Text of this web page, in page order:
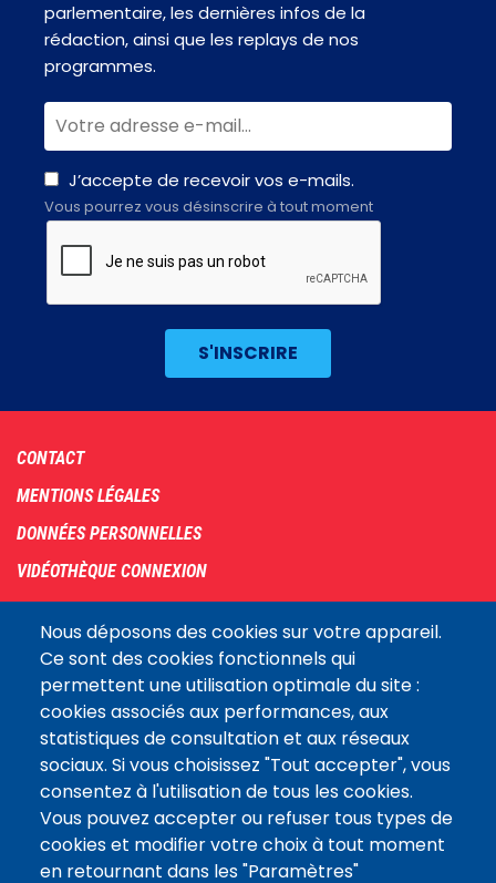
Nous déposons des cookies sur votre appareil.
Ce sont des cookies fonctionnels qui
permettent une utilisation optimale du site :
cookies associés aux performances, aux
statistiques de consultation et aux réseaux
sociaux. Si vous choisissez "Tout accepter", vous
consentez à l'utilisation de tous les cookies.
Vous pouvez accepter ou refuser tous types de
cookies et modifier votre choix à tout moment
en retournant dans les "Paramètres"
parlementaire, les dernières infos de la
rédaction, ainsi que les replays de nos
programmes.
J’accepte de recevoir vos e-mails.
Vous pourrez vous désinscrire à tout moment
Footer
menu
CONTACT
MENTIONS LÉGALES
DONNÉES PERSONNELLES
VIDÉOTHÈQUE CONNEXION
COOKIES
Assemblée
nationaleLE SITE DE L’ASSEMBLÉE NATIONALE
Suivez-nous